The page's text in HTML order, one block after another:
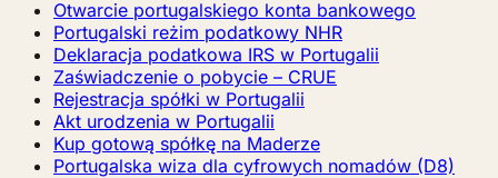
Otwarcie portugalskiego konta bankowego
Portugalski reżim podatkowy NHR
Deklaracja podatkowa IRS w Portugalii
Zaświadczenie o pobycie – CRUE
Rejestracja spółki w Portugalii
Akt urodzenia w Portugalii
Kup gotową spółkę na Maderze
Portugalska wiza dla cyfrowych nomadów (D8)